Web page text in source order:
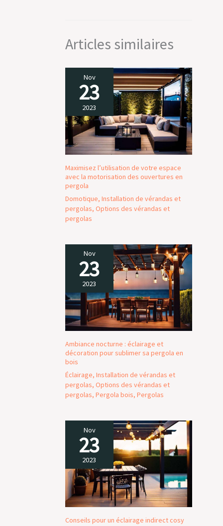
Articles similaires
Nov
23
2023
Maximisez l’utilisation de votre espace
avec la motorisation des ouvertures en
pergola
Domotique, Installation de vérandas et
pergolas, Options des vérandas et
pergolas
Nov
23
2023
Ambiance nocturne : éclairage et
décoration pour sublimer sa pergola en
bois
Éclairage, Installation de vérandas et
pergolas, Options des vérandas et
pergolas, Pergola bois, Pergolas
Nov
23
2023
Conseils pour un éclairage indirect cosy